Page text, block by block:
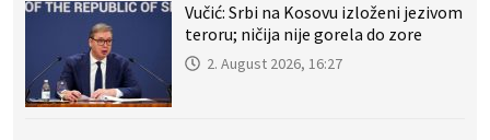
Vučić: Srbi na Kosovu izloženi jezivom
teroru; ničija nije gorela do zore
2. August 2026, 16:27